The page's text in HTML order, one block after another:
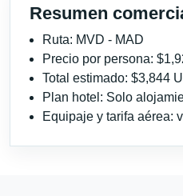
Resumen
Ruta: MVD - MAD
Precio por persona:
Total estimado: $3,844
Plan hotel: Solo
Equipaje y tarifa aérea: